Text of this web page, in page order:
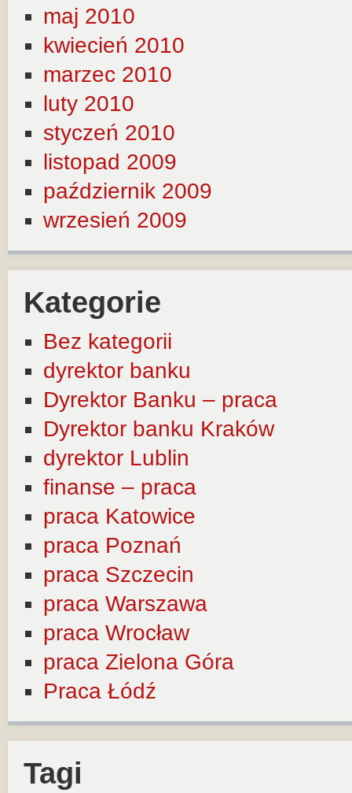
maj 2010
kwiecień 2010
marzec 2010
luty 2010
styczeń 2010
listopad 2009
październik 2009
wrzesień 2009
Kategorie
Bez kategorii
dyrektor banku
Dyrektor Banku – praca
Dyrektor banku Kraków
dyrektor Lublin
finanse – praca
praca Katowice
praca Poznań
praca Szczecin
praca Warszawa
praca Wrocław
praca Zielona Góra
Praca Łódź
Tagi